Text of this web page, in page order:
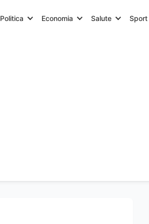
Politica Economia Salute Sport